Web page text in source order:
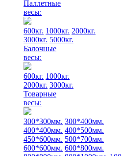
Паллетные
весы:
600кг. 1000кг. 2000кг.
3000кг. 5000кг.
Балочные
весы:
600кг. 1000кг.
2000кг. 3000кг.
Товарные
весы:
300*300мм. 300*400мм.
400*400мм. 400*500мм.
450*600мм. 500*700мм.
600*600мм. 600*800мм.